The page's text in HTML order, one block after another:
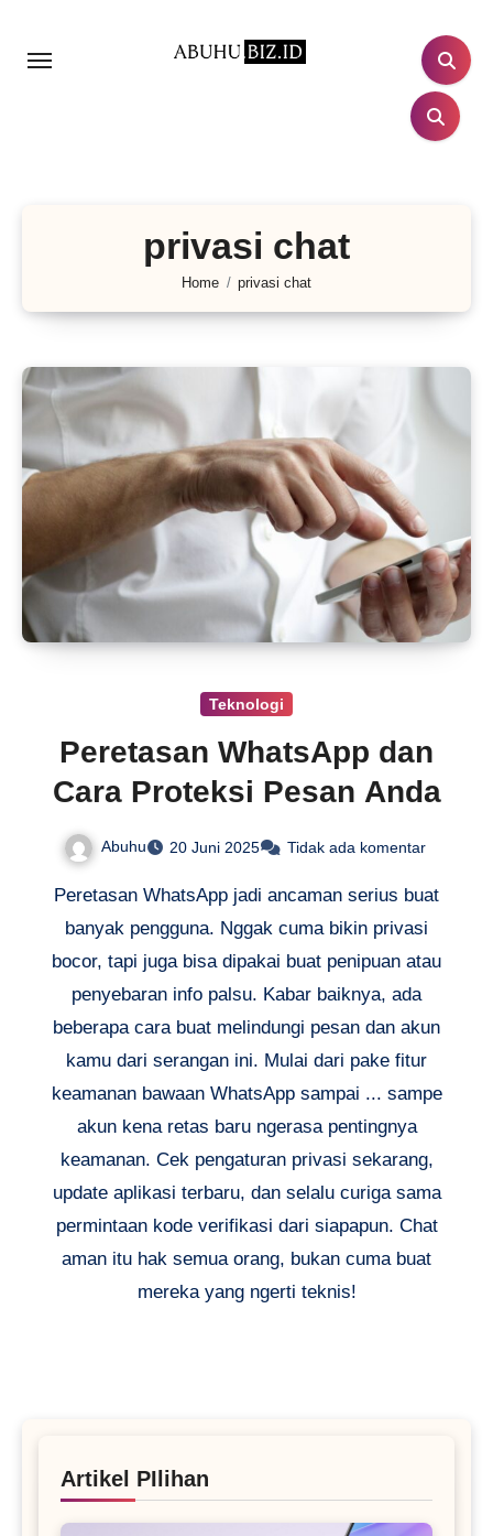
privasi chat
Home privasi chat
Teknologi
Peretasan WhatsApp dan
Cara Proteksi Pesan Anda
Abuhu 20 Juni 2025 Tidak ada komentar
Peretasan WhatsApp jadi ancaman serius buat
banyak pengguna. Nggak cuma bikin privasi
bocor, tapi juga bisa dipakai buat penipuan atau
penyebaran info palsu. Kabar baiknya, ada
beberapa cara buat melindungi pesan dan akun
kamu dari serangan ini. Mulai dari pake fitur
keamanan bawaan WhatsApp sampai ... sampe
akun kena retas baru ngerasa pentingnya
keamanan. Cek pengaturan privasi sekarang,
update aplikasi terbaru, dan selalu curiga sama
permintaan kode verifikasi dari siapapun. Chat
aman itu hak semua orang, bukan cuma buat
mereka yang ngerti teknis!
Artikel PIlihan